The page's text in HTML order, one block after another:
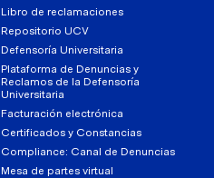
Libro de reclamaciones
Repositorio UCV
Defensoría Universitaria
Plataforma de Denuncias y
Reclamos de la Defensoría
Universitaria
Facturación electrónica
Certificados y Constancias
Compliance: Canal de Denuncias
Mesa de partes virtual